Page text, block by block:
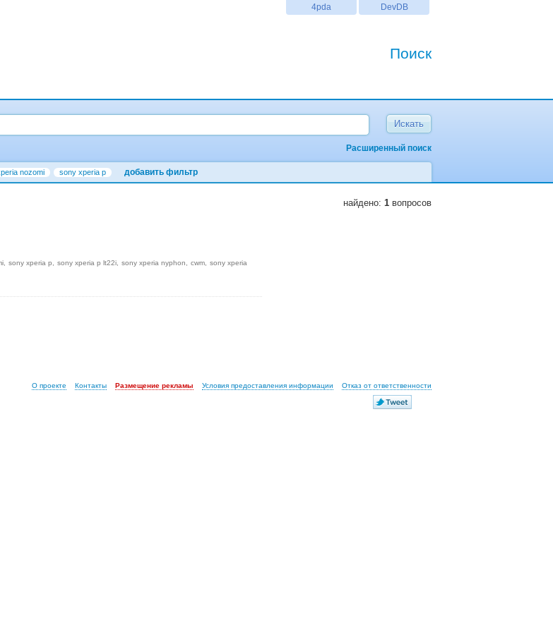
DevDB
4pda
Поиск
Расширенный поиск
nozomi sony xperia p добавить фильтр
найдено: 1 вопросов
sony xperia p sony xperia p lt22i sony xperia nyphon cwm
sony xperia
О проекте Контакты Размещение рекламы Условия предоставления информации Отказ от ответственности